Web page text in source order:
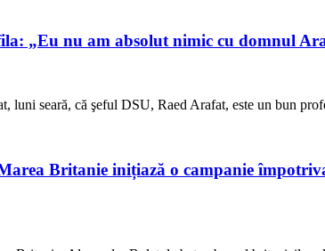
„Eu nu am absolut nimic cu domnul
seară, că şeful DSU, Raed Arafat, este un bun
Britanie inițiază o campanie